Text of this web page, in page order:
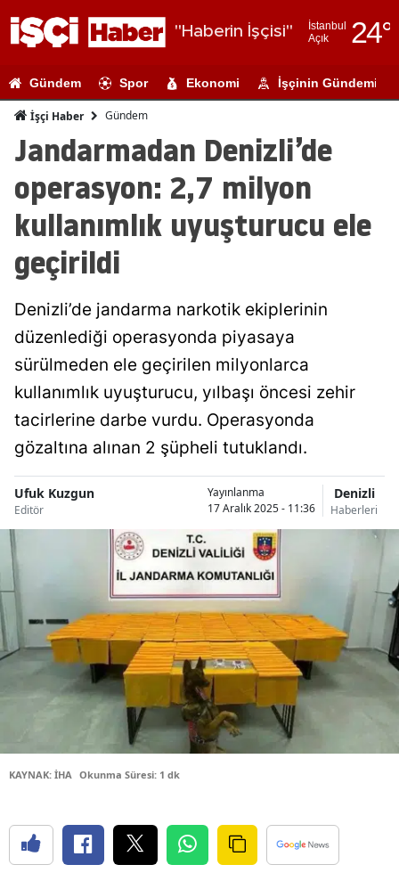
"Haberin İşçisi"
İstanbul
Açık
24°
Adıyaman
Ağrı
Ankara
Artvin
Balıkesir
Bitlis
Bolu
Bursa
Çanakkale
Gündem Spor Ekonomi İşçinin Gündemi
İşçi Haber Gündem
Jandarmadan Denizli’de
operasyon: 2,7 milyon
kullanımlık uyuşturucu ele
geçirildi
Denizli’de jandarma narkotik ekiplerinin
düzenlediği operasyonda piyasaya
sürülmeden ele geçirilen milyonlarca
kullanımlık uyuşturucu, yılbaşı öncesi zehir
tacirlerine darbe vurdu. Operasyonda
gözaltına alınan 2 şüpheli tutuklandı.
Ufuk Kuzgun
Editör
Yayınlanma
17 Aralık 2025 - 11:36
Denizli
Haberleri
KAYNAK: İHA Okunma Süresi: 1 dk